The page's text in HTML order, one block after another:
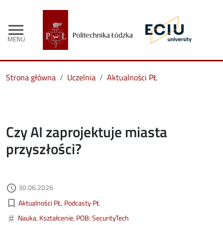
menu
MENU
Strona główna Uczelnia Aktualności PŁ
Czy AI zaprojektuje miasta
przyszłości?
access_time Data dodania
30.06.2026
bookmark_border Kategorie aktualności
Aktualności PŁ Podcasty PŁ
# Nauka Kształcenie POB: SecurityTech